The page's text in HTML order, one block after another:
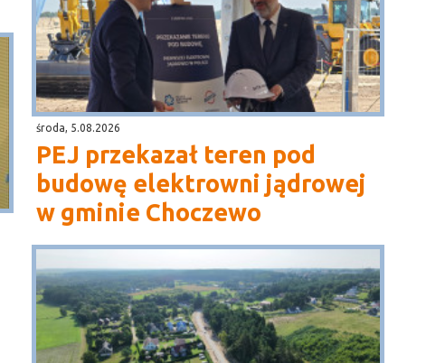
środa, 5.08.2026
PEJ przekazał teren pod
budowę elektrowni jądrowej
w gminie Choczewo